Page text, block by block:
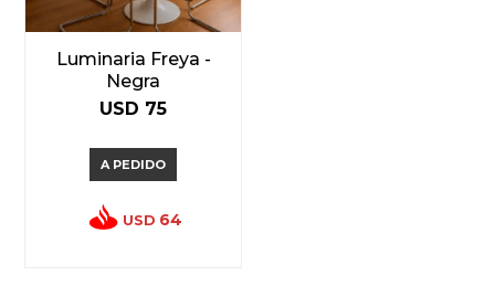
Luminaria Freya -
Negra
USD 75
A PEDIDO
USD 64